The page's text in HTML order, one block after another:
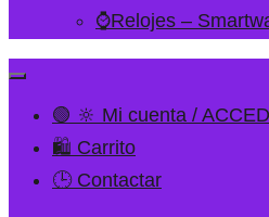
⌚Relojes –
🟢 🔆 Mi cuenta /
🛍️ Carrito
🕒 Contactar